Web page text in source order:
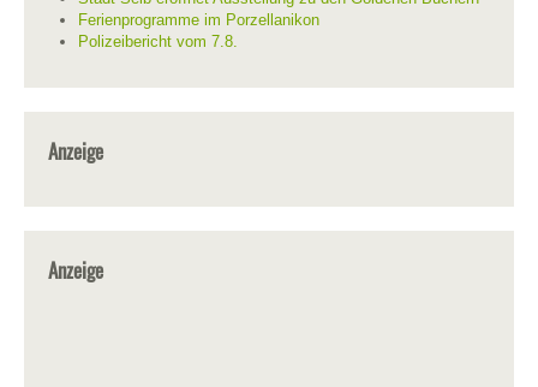
Ferienprogramme im Porzellanikon
Polizeibericht vom 7.8.
Anzeige
Anzeige